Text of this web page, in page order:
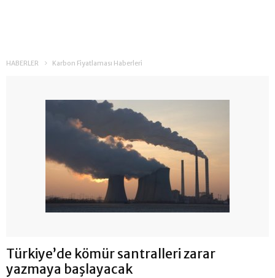
HABERLER Karbon Fiyatlaması Haberleri
Türkiye’de kömür santralleri zarar
yazmaya başlayacak